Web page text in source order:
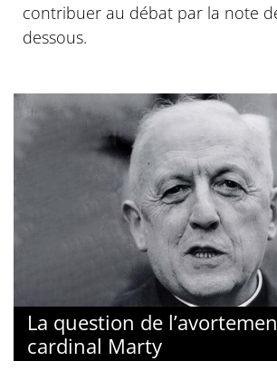
contribuer au débat par la note
dessous.
La question de
cardinal Marty